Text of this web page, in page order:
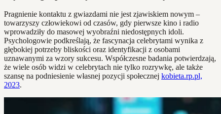
Pragnienie kontaktu z gwiazdami nie jest zjawiskiem nowym –
towarzyszy człowiekowi od czasów, gdy pierwsze kino i radio
wprowadziły do masowej wyobraźni niedostępnych idoli.
Psychologowie podkreślają, że fascynacja celebrytami wynika z
głębokiej potrzeby bliskości oraz identyfikacji z osobami
uznawanymi za wzory sukcesu. Współczesne badania potwierdzają,
że wiele osób widzi w celebrytach nie tylko rozrywkę, ale także
szansę na podniesienie własnej pozycji społecznej kobieta.rp.pl,
2023.